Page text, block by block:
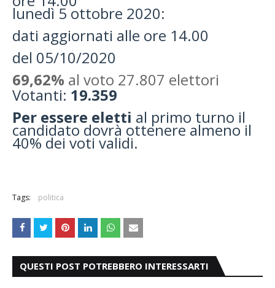
lunedì 5 ottobre 2020:
dati aggiornati alle ore 14.00
del 05/10/2020
69,62% al voto 27.807 elettori
Votanti: 19.359
Per essere eletti al primo turno il
candidato dovrà ottenere almeno il
40% dei voti validi.
Tags: politica
QUESTI POST POTREBBERO INTERESSARTI